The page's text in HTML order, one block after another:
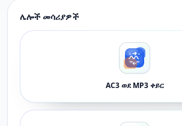
ሌሎች መሳሪያዎች
AC3 ወደ MP3 ቀይር